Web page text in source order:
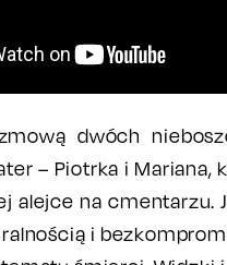
dwóch
– Piotrka i Mariana,
alejce na cmentarzu.
i